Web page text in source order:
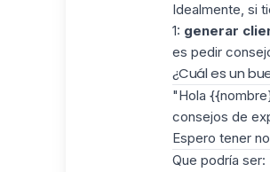
Idealmente, si
1: generar
es pedir
¿Cuál es un
"Hola
consejos de
Espero tener
Que podría ser: